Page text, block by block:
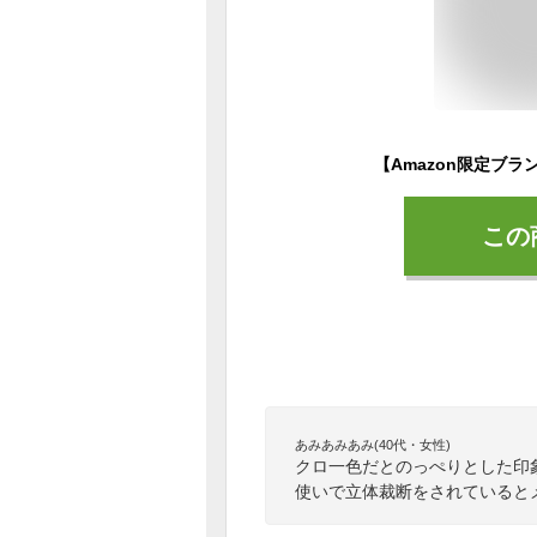
こ
あみあみあみ(40代・女性)
クロ一色だとのっぺりとした
使いで立体裁断をされている